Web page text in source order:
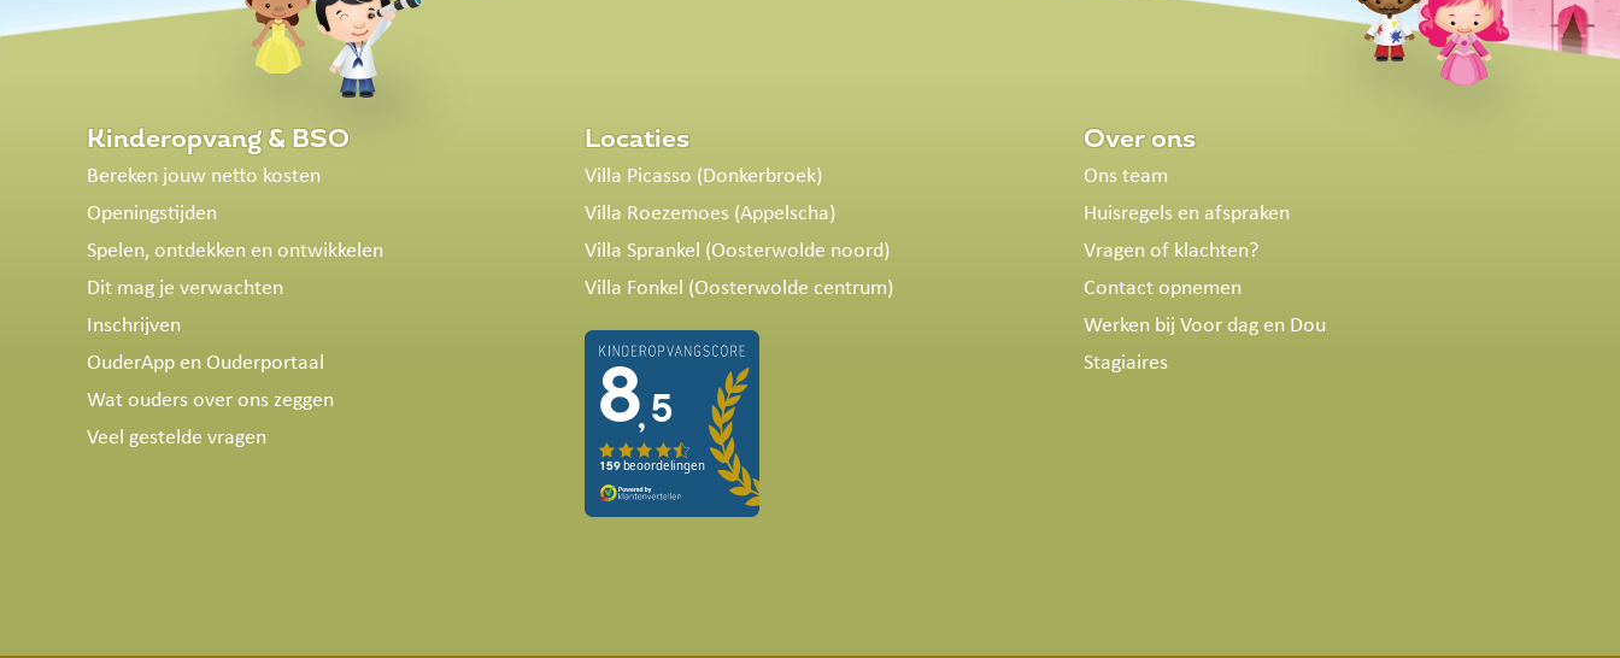
Kinderopvang & BSO
Bereken jouw netto kosten
Openingstijden
Spelen, ontdekken en ontwikkelen
Dit mag je verwachten
Inschrijven
OuderApp en Ouderportaal
Wat ouders over ons zeggen
Veel gestelde vragen
Locaties
Villa Picasso (Donkerbroek)
Villa Roezemoes (Appelscha)
Villa Sprankel (Oosterwolde noord)
Villa Fonkel (Oosterwolde centrum)
Over ons
Ons team
Huisregels en afspraken
Vragen of klachten?
Contact opnemen
Werken bij Voor dag en Dou
Stagiaires